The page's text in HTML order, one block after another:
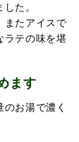
た。
またアイスで
ラテの味を堪
ます
お湯で濃く